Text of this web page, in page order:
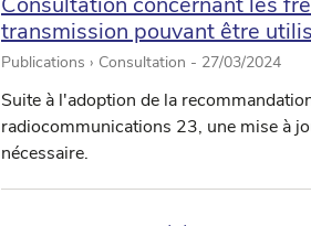
transmission pouvant être
Publications › Consultation - 27/03/2024
Suite à l'adoption de la
radiocommunications 23, une mise à
nécessaire.